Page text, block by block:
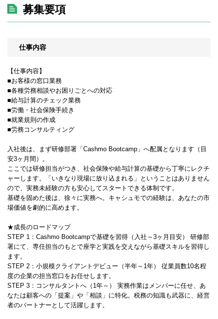
募集要項
仕事内容
【仕事内容】
■お客様の窓口業務
■各種労務相談やお困りごとへの対応
■給与計算のチェック業務
■労働・社会保険手続き
■就業規則の作成
■労務コンサルティング
入社後は、まず研修部署「Cashmo Bootcamp」へ配属となります（目
安3ヶ月間）。
ここでは研修担当がつき、社会保険や給与計算の基礎から丁寧にレクチ
ャーします。「いきなり現場に放り込まれる」ということはありません
ので、実務未経験の方も安心してスタートできる体制です。
基礎を固めた後は、徐々に実務へ。キャシュモでの経験は、あなたの市
場価値を劇的に高めます。
★成長のロードマップ
STEP 1：Cashmo Bootcampで基礎を習得（入社～3ヶ月目安） 研修部
署にて、専任担当のもとで座学と実践を交えながら基礎スキルを習得し
ます。
STEP 2：小規模クライアントデビュー（半年～1年） 従業員数10名程
度の企業の担当窓口をお任せします。
STEP 3：コンサルタントへ（1年～） 実務作業はメンバーに任せ、あ
なたは顧客への「提案」や「相談」に特化。税務の知識も武器に、経営
者のパートナーとして活躍します。